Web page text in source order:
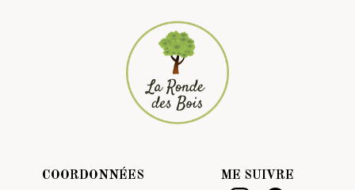
COORDONNÉES ME SUIVRE